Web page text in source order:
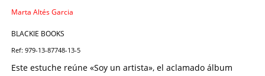
Marta Altés Garcia
BLACKIE BOOKS
Ref: 979-13-87748-13-5
Este estuche reúne «Soy un artista», el aclamado álbum